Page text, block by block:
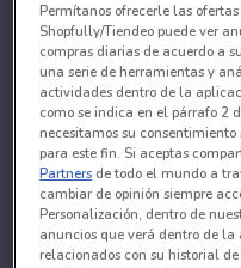
Permítanos ofrecerle las
Shopfully/Tiendeo puede ver
compras diarias de acuerdo a
una serie de herramientas y
actividades dentro de la
como se indica en el párrafo 2
necesitamos su consentimiento
para este fin. Si aceptas
Partners de todo el mundo a
cambiar de opinión siempre
Personalización, dentro de
anuncios que verá dentro de
relacionados con su historial